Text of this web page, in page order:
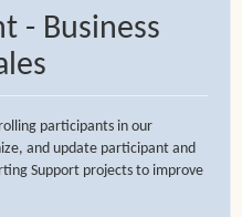
- Business
participants in our
and update participant and
Support projects to improve